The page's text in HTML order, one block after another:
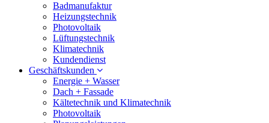
Badmanufaktur
Heizungstechnik
Photovoltaik
Lüftungstechnik
Klimatechnik
Kundendienst
Geschäftskunden
Energie + Wasser
Dach + Fassade
Kältetechnik und Klimatechnik
Photovoltaik